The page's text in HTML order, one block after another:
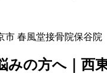
の方へ｜西